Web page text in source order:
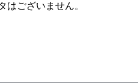
はございません。